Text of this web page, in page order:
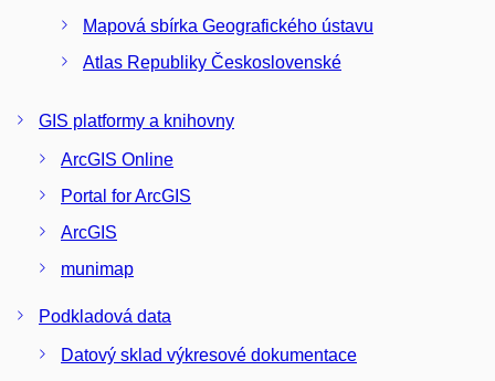
Mapová sbírka Geografického ústavu
Atlas Republiky Československé
GIS platformy a knihovny
ArcGIS Online
Portal for ArcGIS
ArcGIS
munimap
Podkladová data
Datový sklad výkresové dokumentace